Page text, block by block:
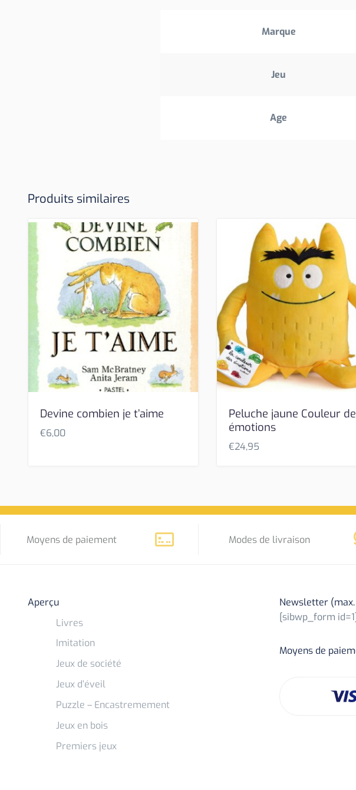
Marque
Jeu
Age
Produits similaires
Devine combien je t’aime
€6,00
Peluche jaune Couleur
émotions
€24,95
Moyens de paiement Modes de livraison
Aperçu
Livres
Imitation
Jeux de société
Jeux d’éveil
Puzzle – Encastremement
Jeux en bois
Premiers jeux
Newsletter
[sibwp_form
Moyens de